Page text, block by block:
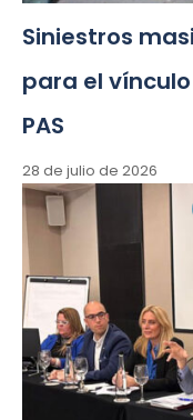
Siniestros
para el
PAS
28 de julio de 2026